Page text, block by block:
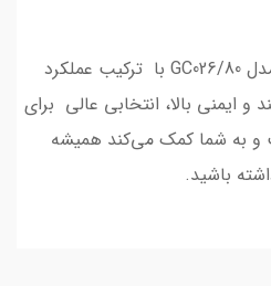
دستگاه پرزگیر لباس فیلیپس مدل GC026/80 با ترکیب عملکرد
و ایمنی بالا، انتخابی عالی برای
به شما کمک می‌کند همیشه
باشید.